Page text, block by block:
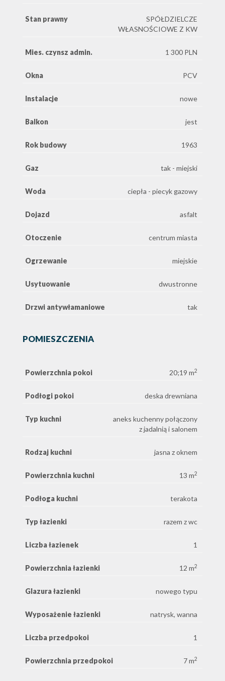
Stan prawny
SPÓŁDZIELCZE
WŁASNOŚCIOWE Z KW
Mies. czynsz admin. 1 300 PLN
Okna PCV
Instalacje nowe
Balkon jest
Rok budowy 1963
Gaz tak - miejski
Woda ciepła - piecyk gazowy
Dojazd asfalt
Otoczenie centrum miasta
Ogrzewanie miejskie
Usytuowanie dwustronne
Drzwi antywłamaniowe tak
POMIESZCZENIA
Powierzchnia pokoi 20;19 m2
Podłogi pokoi deska drewniana
Typ kuchni
aneks kuchenny połączony
z jadalnią i salonem
Rodzaj kuchni jasna z oknem
Powierzchnia kuchni 13 m2
Podłoga kuchni terakota
Typ łazienki razem z wc
Liczba łazienek 1
Powierzchnia łazienki 12 m2
Glazura łazienki nowego typu
Wyposażenie łazienki natrysk, wanna
Liczba przedpokoi 1
Powierzchnia przedpokoi 7 m2